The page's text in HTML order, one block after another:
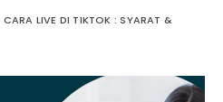
CARA LIVE DI TIKTOK : SYARAT &